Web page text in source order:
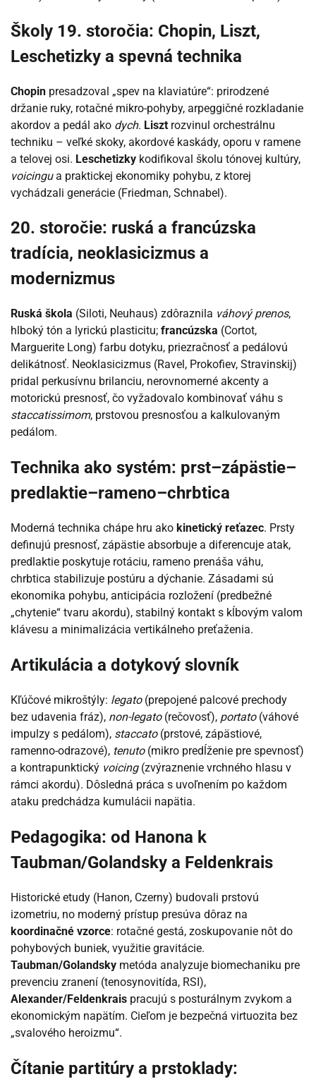
Školy 19. storočia: Chopin, Liszt,
Leschetizky a spevná technika
Chopin presadzoval „spev na klaviatúre“: prirodzené
držanie ruky, rotačné mikro-pohyby, arpeggičné rozkladanie
akordov a pedál ako dych. Liszt rozvinul orchestrálnu
techniku – veľké skoky, akordové kaskády, oporu v ramene
a telovej osi. Leschetizky kodifikoval školu tónovej kultúry,
voicingua praktickej ekonomiky pohybu, z ktorej
vychádzali generácie (Friedman, Schnabel).
20. storočie: ruská a francúzska
tradícia, neoklasicizmus a
modernizmus
Ruská škola (Siloti, Neuhaus) zdôraznila váhový prenos,
hlboký tón a lyrickú plasticitu; francúzska (Cortot,
Marguerite Long) farbu dotyku, priezračnosť a pedálovú
delikátnosť. Neoklasicizmus (Ravel, Prokofiev, Stravinskij)
pridal perkusívnu brilanciu, nerovnomerné akcenty a
motorickú presnosť, čo vyžadovalo kombinovať váhu s
staccatissimom, prstovou presnosťou a kalkulovaným
pedálom.
Technika ako systém: prst–zápästie–
predlaktie–rameno–chrbtica
Moderná technika chápe hru ako kinetický reťazec. Prsty
definujú presnosť, zápästie absorbuje a diferencuje atak,
predlaktie poskytuje rotáciu, rameno prenáša váhu,
chrbtica stabilizuje postúru a dýchanie. Zásadami sú
ekonomika pohybu, anticipácia rozložení (predbežné
„chytenie“ tvaru akordu), stabilný kontakt s kĺbovým valom
klávesu a minimalizácia vertikálneho preťaženia.
Artikulácia a dotykový slovník
Kľúčové mikroštýly: legato(prepojené palcové prechody
bez udavenia fráz), non-legato(rečovosť), portato(váhové
impulzy s pedálom), staccato(prstové, zápästiové,
ramenno-odrazové), tenuto(mikro predĺženie pre spevnosť)
a kontrapunktický voicing(zvýraznenie vrchného hlasu v
rámci akordu). Dôsledná práca s uvoľnením po každom
ataku predchádza kumulácii napätia.
Pedagogika: od Hanona k
Taubman/Golandsky a Feldenkrais
Historické etudy (Hanon, Czerny) budovali prstovú
izometriu, no moderný prístup presúva dôraz na
koordinačné vzorce: rotačné gestá, zoskupovanie nôt do
pohybových buniek, využitie gravitácie.
Taubman/Golandsky metóda analyzuje biomechaniku pre
prevenciu zranení (tenosynovitída, RSI),
Alexander/Feldenkrais pracujú s posturálnym zvykom a
ekonomickým napätím. Cieľom je bezpečná virtuozita bez
„svalového heroizmu“.
Čítanie partitúry a prstoklady: